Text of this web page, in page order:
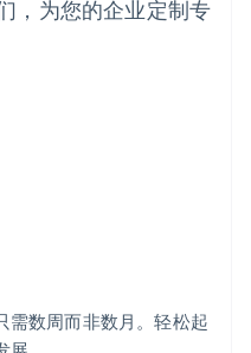
，为您的企业定制专
需数周而非数月。轻松起